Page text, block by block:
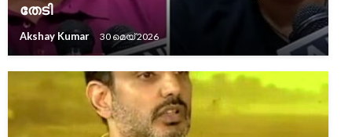
തേടി
Akshay Kumar 30 മെയ്‌ 2026